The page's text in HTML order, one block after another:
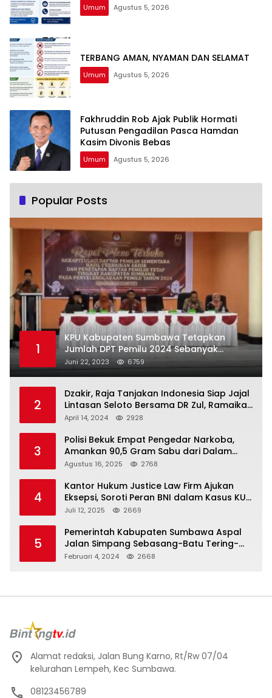
Umum Agustus 5, 2026
TERBANG AMAN, NYAMAN DAN SELAMAT
Umum Agustus 5, 2026
Fakhruddin Rob Ajak Publik Hormati
Putusan Pengadilan Pasca Hamdan
Kasim Divonis Bebas
Umum Agustus 5, 2026
Popular Posts
1
KPU Kabupaten Sumbawa Tetapkan
Jumlah DPT Pemilu 2024 Sebanyak
367.987 Pemilih
Juni 22, 2023 6759
2
Dzakir, Raja Tanjakan Indonesia Siap Jajal
Lintasan Seloto Bersama DR Zul, Ramaikan
Trabas JAS #2 KSB
April 14, 2024 2928
3
Polisi Bekuk Empat Pengedar Narkoba,
Amankan 90,5 Gram Sabu dari Dalam
Mobil
Agustus 16, 2025 2768
4
Kantor Hukum Justice Law Firm Ajukan
Eksepsi, Soroti Peran BNI dalam Kasus KUR
Bawang Merah KCP Woha
Juli 12, 2025 2669
5
Pemerintah Kabupaten Sumbawa Aspal
Jalan Simpang Sebasang-Batu Tering-
Lito
Februari 4, 2024 2668
Alamat redaksi, Jalan Bung Karno, Rt/Rw 07/04
kelurahan Lempeh, Kec Sumbawa.
08123456789